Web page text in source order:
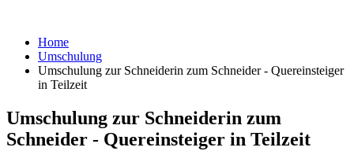
Home
Umschulung
Umschulung zur Schneiderin zum Schneider - Quereinsteiger
in Teilzeit
Umschulung zur Schneiderin zum
Schneider - Quereinsteiger in Teilzeit